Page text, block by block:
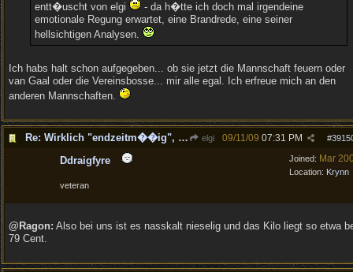
entt�uscht von elgi
- da h�tte ich doch mal irgendeine
emotionale Regung erwartet, eine Brandrede, eine seiner
hellsichtigen Analysen.
Ich habs halt schon aufgegeben... ob sie jetzt die Mannschaft feuern oder
van Gaal oder die Vereinsbosse... mir alle egal. Ich erfreue mich an den
anderen Mannschaften.
Re: Wirklich "endzeitm��ig", oder was?! elgi #
09/11/09 07:31 PM
Joined: Mar
Location: Krynn
Ddraigfyre
veteran
@Ragon: Also bei uns ist es nasskalt nieselig und das Kilo liegt so etwa
79 Cent.